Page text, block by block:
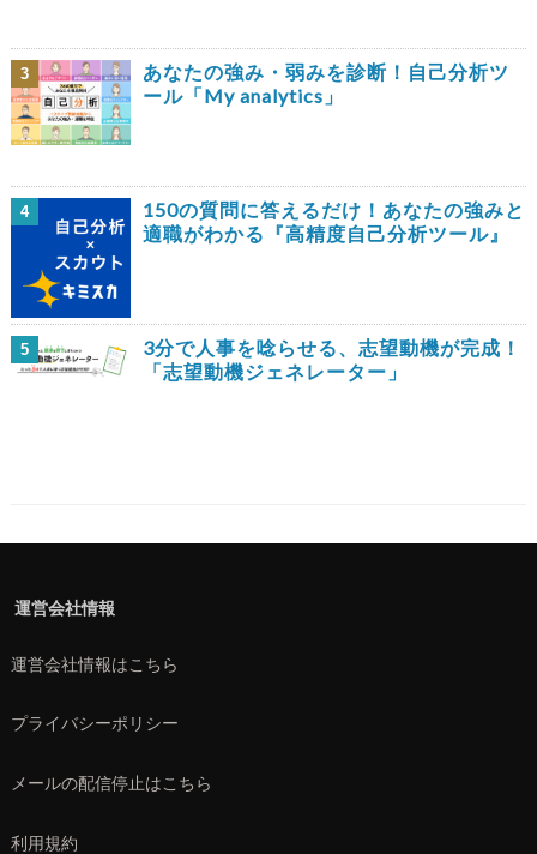
3
あなたの強み・弱みを診断！自己分析ツ
ール「My analytics」
4
150の質問に答えるだけ！あなたの強みと
適職がわかる『高精度自己分析ツール』
5
3分で人事を唸らせる、志望動機が完成！
「志望動機ジェネレーター」
運営会社情報
運営会社情報はこちら
プライバシーポリシー
メールの配信停止はこちら
利用規約